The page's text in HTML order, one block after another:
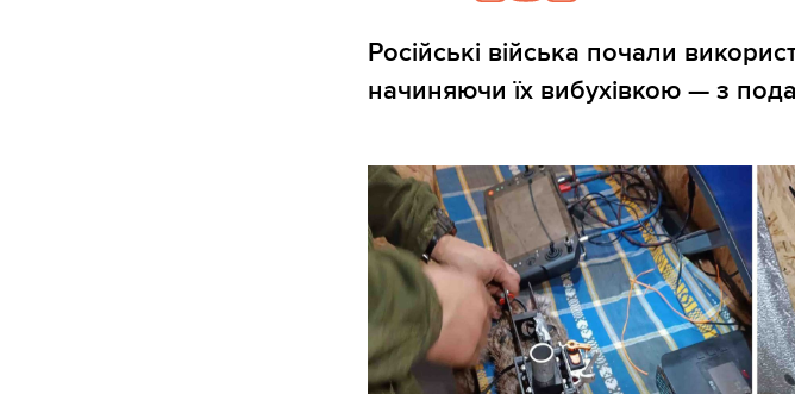
Російські війська почали
начиняючи їх вибухівкою — з